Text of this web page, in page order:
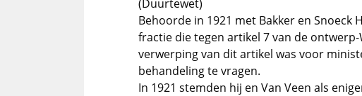
(Duurtewet)
Behoorde in 1921 met Bakker en
fractie die tegen artikel 7 van de
verwerping van dit artikel was voor
behandeling te vragen.
In 1921 stemden hij en Van Veen als